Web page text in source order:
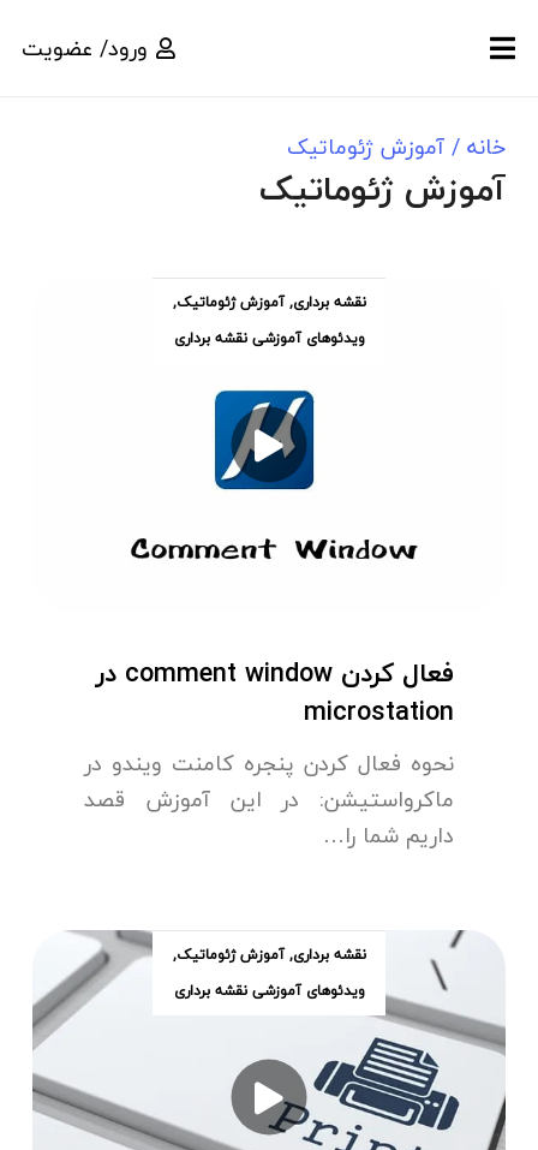
ورود/ عضویت
خانه/آموزش ژئوماتیک
آموزش ژئوماتیک
نقشه برداری,آموزش ژئوماتیک,
ویدئوهای آموزشی نقشه برداری
فعال کردن comment window در
microstation
نحوه فعال کردن پنجره کامنت ویندو در
ماکرواستیشن: در این آموزش قصد
داریم شما را…
نقشه برداری,آموزش ژئوماتیک,
ویدئوهای آموزشی نقشه برداری